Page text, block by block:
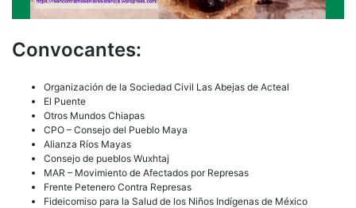
Convocantes:
Organización de la Sociedad Civil Las Abejas de Acteal
El Puente
Otros Mundos Chiapas
CPO – Consejo del Pueblo Maya
Alianza Ríos Mayas
Consejo de pueblos Wuxhtaj
MAR – Movimiento de Afectados por Represas
Frente Petenero Contra Represas
Fideicomiso para la Salud de los Niños Indígenas de México